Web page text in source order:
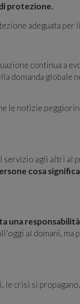
protezione.
adeguata per
continua a
domanda globale
le notizie
agli altri
cosa
una
al domani,
le crisi si